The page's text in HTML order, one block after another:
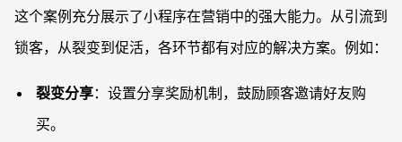
这个案例充分展示了小程序在营销中的强大能力。从引流到
锁客，从裂变到促活，各环节都有对应的解决方案。例如：
裂变分享：设置分享奖励机制，鼓励顾客邀请好友购
买。